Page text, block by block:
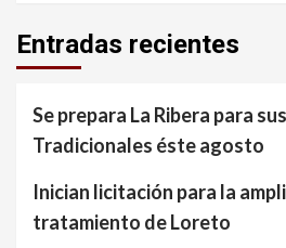
Entradas recientes
Se prepara La Ribera para
Tradicionales éste agosto
Inician licitación para la
tratamiento de Loreto